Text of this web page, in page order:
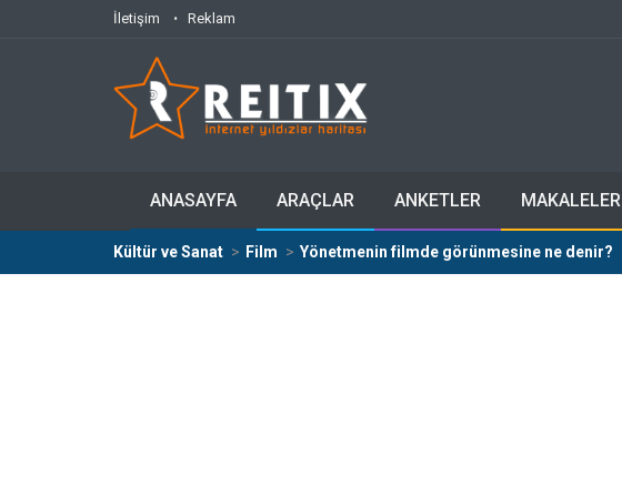
İletişim Reklam
ANASAYFA ARAÇLAR ANKETLER MAKALELER
Kültür ve Sanat Film Yönetmenin filmde görünmesine ne denir?